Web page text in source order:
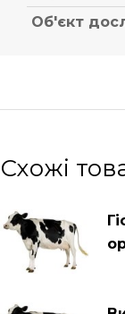
Об'єкт
Схожі